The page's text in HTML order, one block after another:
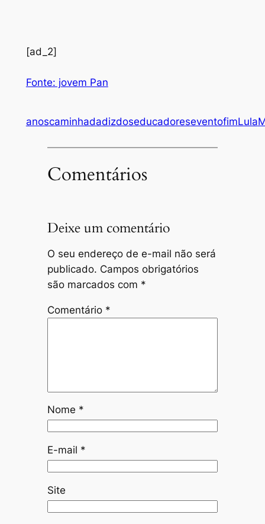
[ad_2]
Fonte: jovem Pan
anoscaminhadadizdoseducadoreseventofimLula
Comentários
Deixe um comentário
O seu endereço de e-mail não será
publicado. Campos obrigatórios
são marcados com *
Comentário *
Nome *
E-mail *
Site